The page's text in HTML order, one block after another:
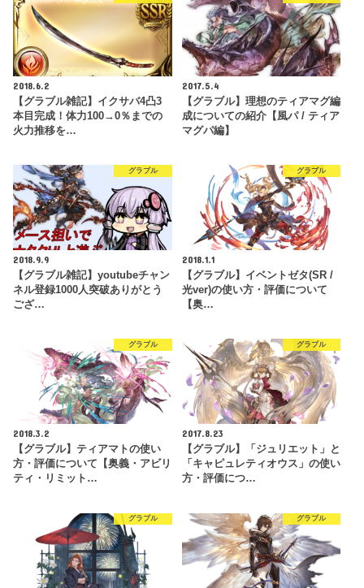
2018.6.2
【グラブル雑記】イクサバ4凸3
本目完成！体力100→0％までの
火力推移を…
2017.5.4
【グラブル】理想のティアマグ編
成についての紹介【風パ / ティア
マグパ編】
グラブル
2018.9.9
【グラブル雑記】youtubeチャン
ネル登録1000人突破ありがとう
ござ…
グラブル
2018.1.1
【グラブル】イベントゼタ(SR /
光ver)の使い方・評価について
【奥…
グラブル
2018.3.2
【グラブル】ティアマトの使い
方・評価について【奥義・アビリ
ティ・リミット…
グラブル
2017.8.23
【グラブル】「ジュリエット」と
「キャピュレティオウス」の使い
方・評価につ…
グラブル グラブル